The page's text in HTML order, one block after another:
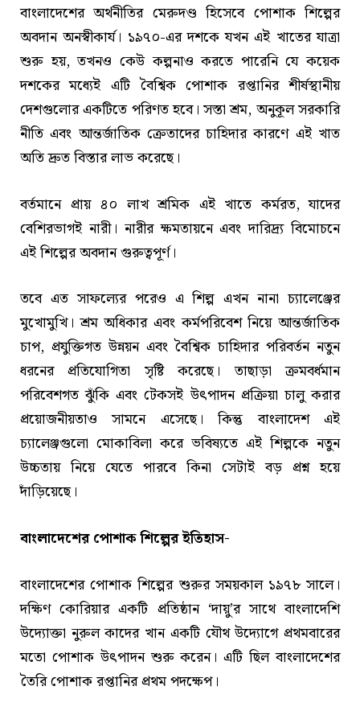
বাংলাদেশের অর্থনীতির মেরুদণ্ড হিসেবে পোশাক শিল্পের
অবদান অনস্বীকার্য। ১৯৭০-এর দশকে যখন এই খাতের যাত্রা
শুরু হয়, তখনও কেউ কল্পনাও করতে পারেনি যে কয়েক
দশকের মধ্যেই এটি বৈশ্বিক পোশাক রপ্তানির শীর্ষস্থানীয়
দেশগুলোর একটিতে পরিণত হবে। সস্তা শ্রম, অনুকূল সরকারি
নীতি এবং আন্তর্জাতিক ক্রেতাদের চাহিদার কারণে এই খাত
অতি দ্রুত বিস্তার লাভ করেছে।
বর্তমানে প্রায় ৪০ লাখ শ্রমিক এই খাতে কর্মরত, যাদের
বেশিরভাগই নারী। নারীর ক্ষমতায়নে এবং দারিদ্র্য বিমোচনে
এই শিল্পের অবদান গুরুত্বপূর্ণ।
তবে এত সাফল্যের পরেও এ শিল্প এখন নানা চ্যালেঞ্জের
মুখোমুখি। শ্রম অধিকার এবং কর্মপরিবেশ নিয়ে আন্তর্জাতিক
চাপ, প্রযুক্তিগত উন্নয়ন এবং বৈশ্বিক চাহিদার পরিবর্তন নতুন
ধরনের প্রতিযোগিতা সৃষ্টি করেছে। তাছাড়া ক্রমবর্ধমান
পরিবেশগত ঝুঁকি এবং টেকসই উৎপাদন প্রক্রিয়া চালু করার
প্রয়োজনীয়তাও সামনে এসেছে। কিন্তু বাংলাদেশ এই
চ্যালেঞ্জগুলো মোকাবিলা করে ভবিষ্যতে এই শিল্পকে নতুন
উচ্চতায় নিয়ে যেতে পারবে কিনা সেটাই বড় প্রশ্ন হয়ে
দাঁড়িয়েছে।
বাংলাদেশের পোশাক শিল্পের ইতিহাস-
বাংলাদেশের পোশাক শিল্পের শুরুর সময়কাল ১৯৭৮ সালে।
দক্ষিণ কোরিয়ার একটি প্রতিষ্ঠান ‘দায়ু’র সাথে বাংলাদেশি
উদ্যোক্তা নুরুল কাদের খান একটি যৌথ উদ্যোগে প্রথমবারের
মতো পোশাক উৎপাদন শুরু করেন। এটি ছিল বাংলাদেশের
তৈরি পোশাক রপ্তানির প্রথম পদক্ষেপ।